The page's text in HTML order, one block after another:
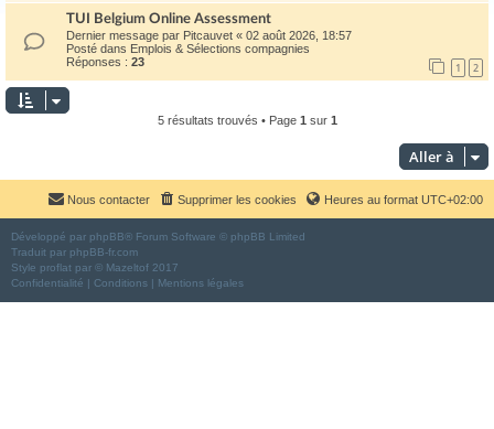
TUI Belgium Online Assessment
Dernier message par Pitcauvet « 02 août 2026, 18:57
Posté dans Emplois & Sélections compagnies
Réponses : 23 1 2
5 résultats trouvés • Page 1 sur 1
Aller à
Heures au format UTC+02:00
Supprimer les cookies
Nous contacter
Développé par phpBB® Forum Software © phpBB Limited
Traduit par phpBB-fr.com
Style proflat par © Mazeltof 2017
Confidentialité | Conditions | Mentions légales